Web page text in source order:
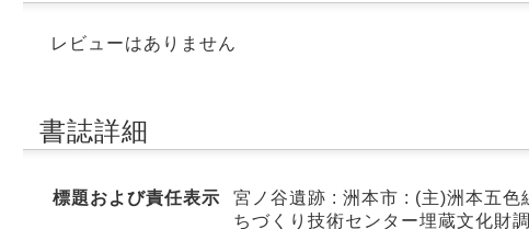
レビューはありません
書誌詳細
標題および責任表示
宮ノ谷遺跡 : 洲本市 : (主)洲本五色
ちづくり技術センター埋蔵文化財